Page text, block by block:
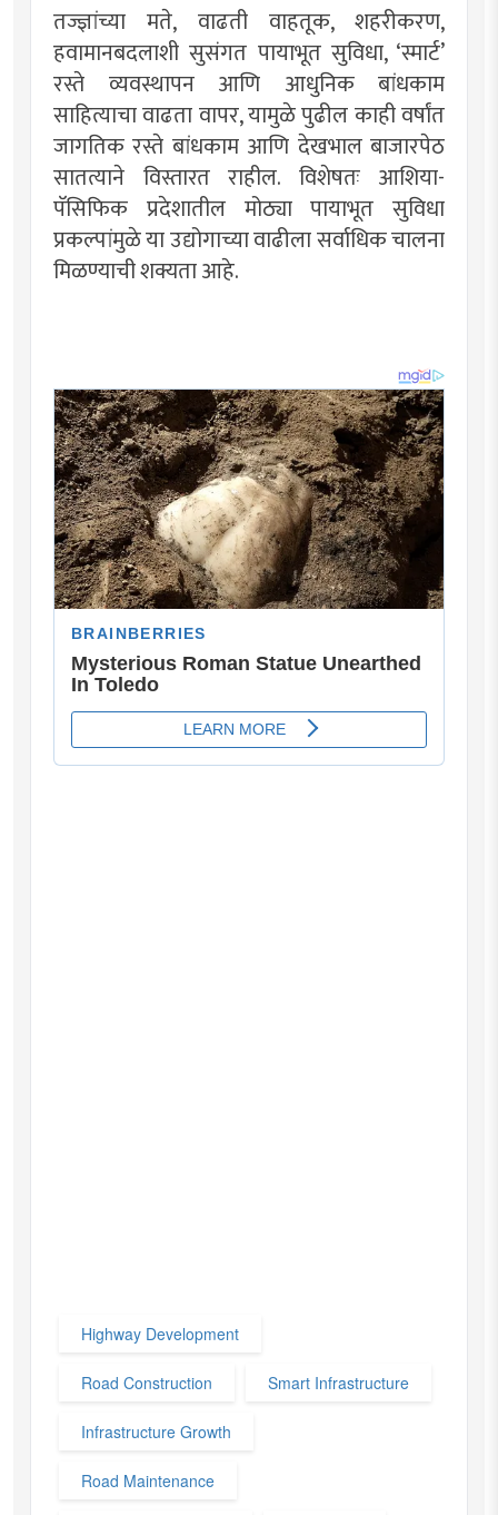
तज्ज्ञांच्या मते, वाढती वाहतूक, शहरीकरण,
हवामानबदलाशी सुसंगत पायाभूत सुविधा, ‌‘स्मार्ट‌’
रस्ते व्यवस्थापन आणि आधुनिक बांधकाम
साहित्याचा वाढता वापर, यामुळे पुढील काही वर्षांत
जागतिक रस्ते बांधकाम आणि देखभाल बाजारपेठ
सातत्याने विस्तारत राहील. विशेषतः आशिया-
पॅसिफिक प्रदेशातील मोठ्या पायाभूत सुविधा
प्रकल्पांमुळे या उद्योगाच्या वाढीला सर्वाधिक चालना
मिळण्याची शक्यता आहे.
Highway Development
Road Construction Smart Infrastructure
Infrastructure Growth
Road Maintenance